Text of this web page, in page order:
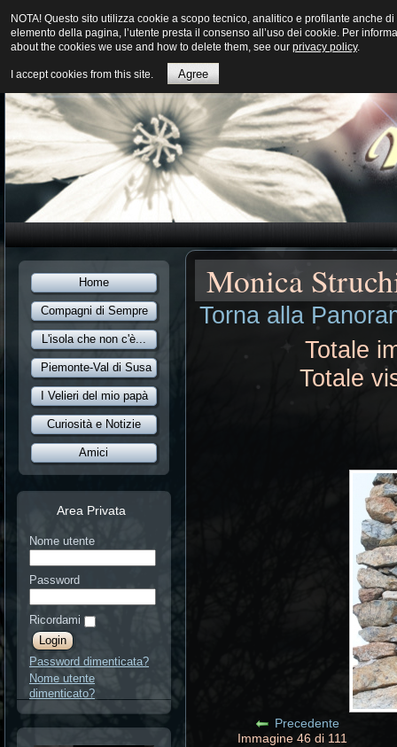
Home
Compagni di Sempre
L'isola che non c'è...
Piemonte-Val di Susa
I Velieri del mio papà
Curiosità e Notizie
Amici
Area Privata
Nome utente
Password
Ricordami
Password dimenticata?
Nome utente
dimenticato?
Monica
Torna alla
Totale
Totale
Precedente
Immagine 46 di 111
NOTA! Questo sito utilizza cookie a scopo tecnico, analitico e profilante
elemento della pagina, l’utente presta il consenso all’uso dei cookie. Per
about the cookies we use and how to delete them, see our privacy policy.
I accept cookies from this site. Agree